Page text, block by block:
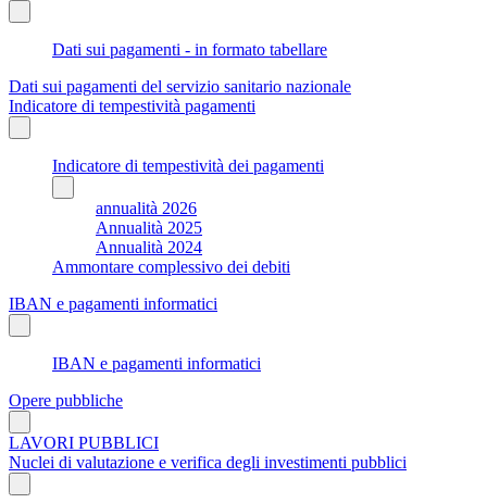
Dati sui pagamenti - in formato tabellare
Dati sui pagamenti del servizio sanitario nazionale
Indicatore di tempestività pagamenti
Indicatore di tempestività dei pagamenti
annualità 2026
Annualità 2025
Annualità 2024
Ammontare complessivo dei debiti
IBAN e pagamenti informatici
IBAN e pagamenti informatici
Opere pubbliche
LAVORI PUBBLICI
Nuclei di valutazione e verifica degli investimenti pubblici